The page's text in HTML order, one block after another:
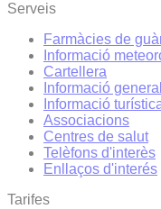
Serveis
Farmàcies de
Informació
Cartellera
Informació general
Informació
Associacions
Centres de salut
Telèfons d'interès
Enllaços d'interés
Tarifes